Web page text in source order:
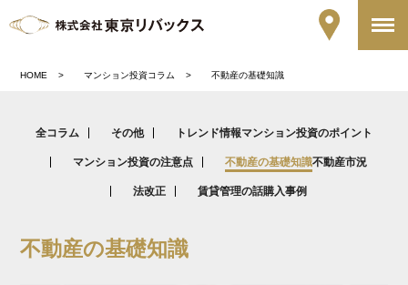
HOME マンション投資コラム 不動産の基礎知識
全コラム その他 トレンド情報マンション投資のポイント
マンション投資の注意点 不動産の基礎知識不動産市況
法改正 賃貸管理の話購入事例
不動産の基礎知識